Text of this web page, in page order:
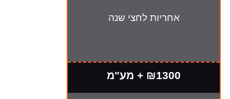
אחריות לחצי שנה
₪1300 + מע"מ